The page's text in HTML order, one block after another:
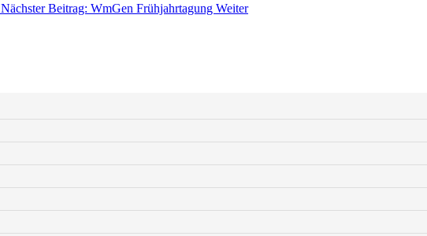
Nächster Beitrag: WmGen Frühjahrtagung Weiter